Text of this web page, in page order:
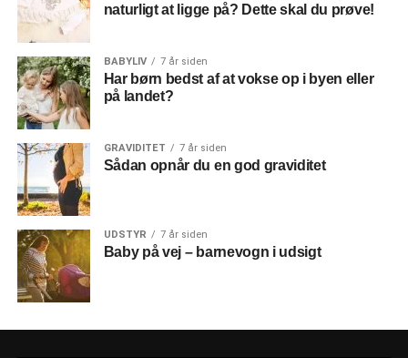
naturligt at ligge på? Dette skal du prøve!
BABYLIV 7 år siden
Har børn bedst af at vokse op i byen eller
på landet?
GRAVIDITET 7 år siden
Sådan opnår du en god graviditet
UDSTYR 7 år siden
Baby på vej – barnevogn i udsigt